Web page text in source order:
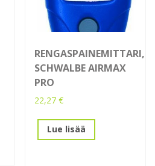
RENGASPAINEMITTARI,
SCHWALBE AIRMAX
PRO
22,27€
Lue lisää